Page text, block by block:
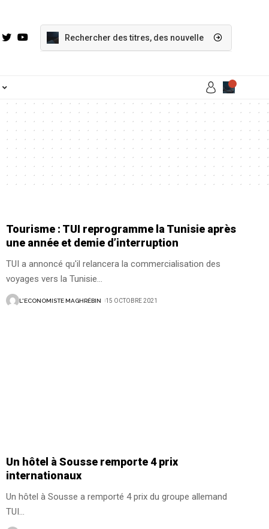
Tourisme : TUI reprogramme la Tunisie après
une année et demie d’interruption
TUI a annoncé qu'il relancera la commercialisation des
voyages vers la Tunisie…
L'ECONOMISTE MAGHRÉBIN 15 OCTOBRE 2021
Un hôtel à Sousse remporte 4 prix
internationaux
Un hôtel à Sousse a remporté 4 prix du groupe allemand
TUI…